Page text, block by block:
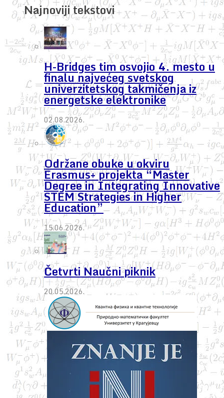
Najnoviji tekstovi
H-Bridges tim osvojio 4. mesto u
finalu najvećeg svetskog
univerzitetskog takmičenja iz
energetske elektronike
02.08.2026.
Održane obuke u okviru
Erasmus+ projekta “Master
Degree in Integrating Innovative
STEM Strategies in Higher
Education”
15.06.2026.
Četvrti Naučni piknik
20.05.2026.